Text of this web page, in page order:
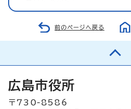
前のページへ戻る
広島市役所
〒730-8586